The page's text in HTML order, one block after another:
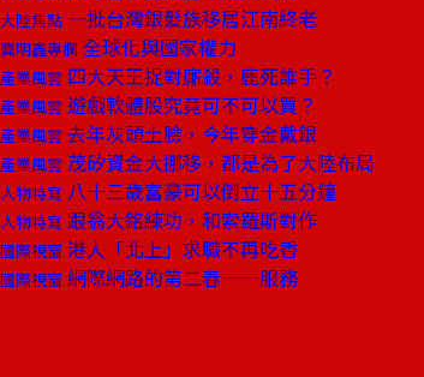
大陸焦點 一批台灣銀髮族移居江南終老
龔明鑫專欄 全球化與國家權力
產業風雲 四大天王捉對廝殺，鹿死誰手？
產業風雲 遊戲軟體股究竟可不可以買？
產業風雲 去年灰頭土臉，今年穿金戴銀
產業風雲 茂矽資金大挪移，都是為了大陸布局
人物特寫 八十三歲富豪可以倒立十五分鐘
人物特寫 跟翁大銘練功，和索羅斯對作
國際視窗 港人「北上」求職不再吃香
國際視窗 網際網路的第二春──服務